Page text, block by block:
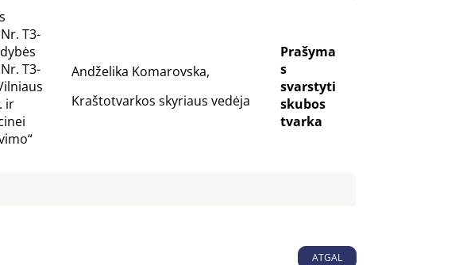
T3-
T3-
ir
Andželika Komarovska,
Kraštotvarkos skyriaus vedėja
Prašyma
s
svarstyti
skubos
tvarka
ATGAL